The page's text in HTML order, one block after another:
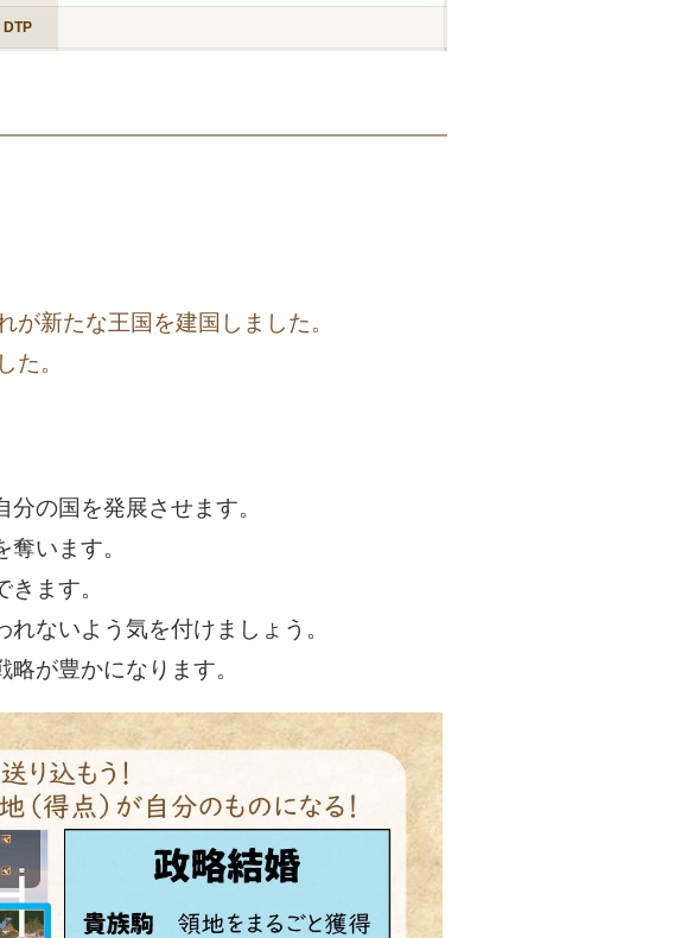
DTP
新たな王国を建国しました。
た。
の国を発展させます。
います。
ます。
ないよう気を付けましょう。
が豊かになります。